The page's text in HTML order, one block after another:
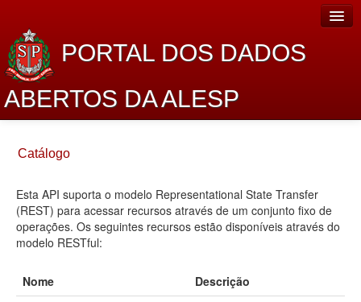
PORTAL DOS DADOS
ABERTOS DA ALESP
Sobre o projeto
Dados Abertos Alesp
Lei de Acesso à Informação
Planejamento
Catálogo
Esta API suporta o modelo Representational State Transfer
(REST) para acessar recursos através de um conjunto fixo de
operações. Os seguintes recursos estão disponíveis através do
modelo RESTful:
Nome
Descrição